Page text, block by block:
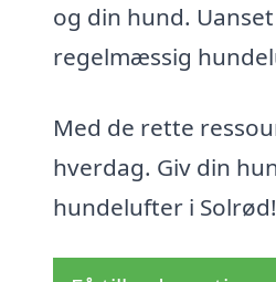
og din hund.
regelmæssig
Med de rette
hverdag. Giv din
hundelufter i Solrød!